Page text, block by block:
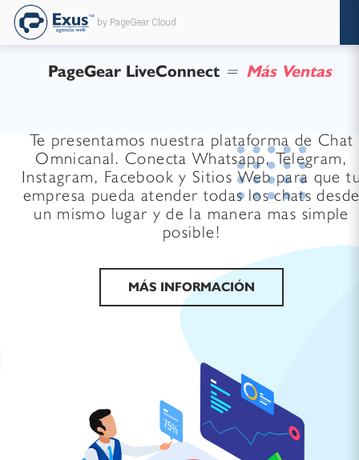
by PageGear Cloud
PageGear LiveConnect = Más Ventas
Te presentamos nuestra plataforma de Chat
Omnicanal. Conecta Whatsapp, Telegram,
Instagram, Facebook y Sitios Web para que
empresa pueda atender todas los chats
un mismo lugar y de la manera mas simple
posible!
MÁS INFORMACIÓN